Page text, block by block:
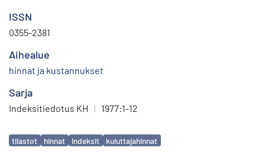
ISSN
0355-2381
Aihealue
hinnat ja kustannukset
Sarja
Indeksitiedotus KH | 1977:1-12
Avainsanat
tilastot hinnat indeksit kuluttajahinnat